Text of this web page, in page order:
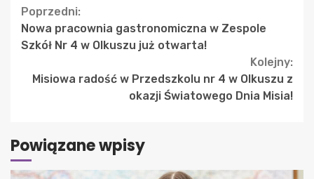
Continue
Reading
Poprzedni:
Nowa pracownia gastronomiczna w Zespole
Szkół Nr 4 w Olkuszu już otwarta!
Kolejny:
Misiowa radość w Przedszkolu nr 4 w Olkuszu z
okazji Światowego Dnia Misia!
Powiązane wpisy